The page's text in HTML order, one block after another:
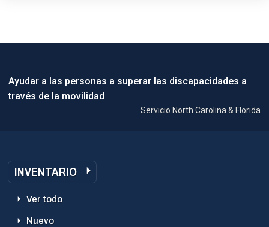
Ayudar a las personas a superar las discapacidades a
través de la movilidad
Servicio North Carolina & Florida
INVENTARIO
Ver todo
Nuevo